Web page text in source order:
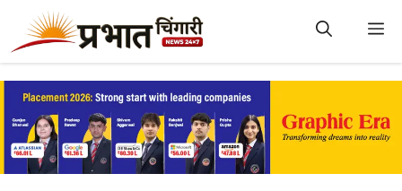
content